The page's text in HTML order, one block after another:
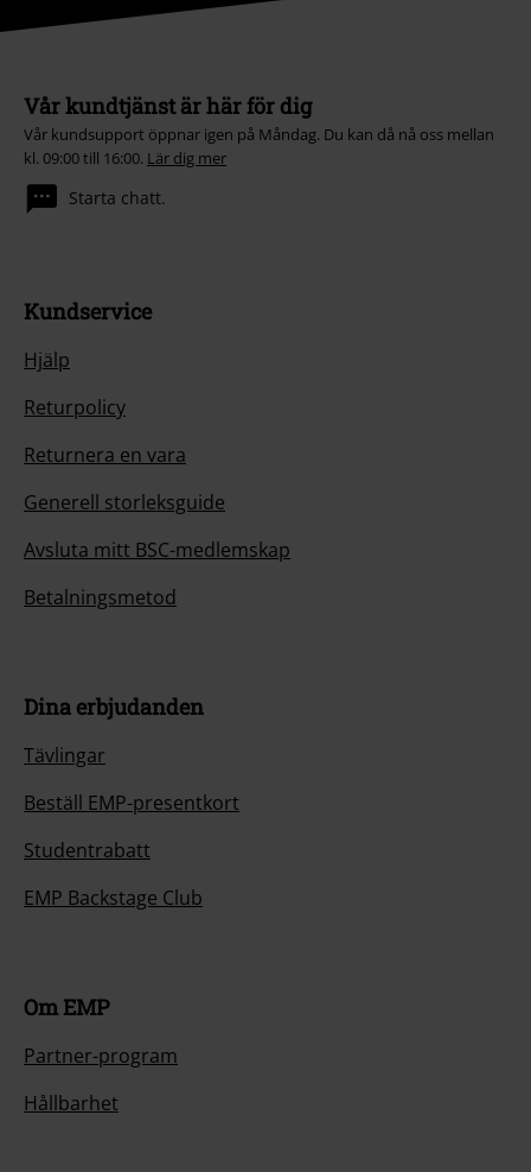
Vår kundtjänst är här för dig
Vår kundsupport öppnar igen på Måndag. Du kan då nå oss mellan
kl. 09:00 till 16:00. Lär dig mer
Starta chatt.
Kundservice
Hjälp
Returpolicy
Returnera en vara
Generell storleksguide
Avsluta mitt BSC-medlemskap
Betalningsmetod
Dina erbjudanden
Tävlingar
Beställ EMP-presentkort
Studentrabatt
EMP Backstage Club
Om EMP
Partner-program
Hållbarhet